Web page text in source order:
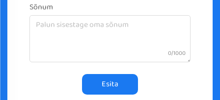
Sõnum
0/1000
Esita